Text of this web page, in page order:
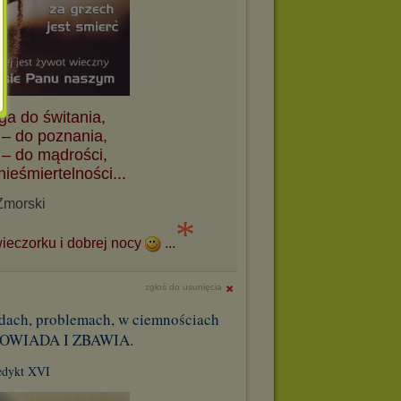
do świtania,
do poznania,
do mądrości,
i dobrej nocy ...*
zgłoś do usunięcia
problemach, w ciemnościach
I ZBAWIA.
XVI